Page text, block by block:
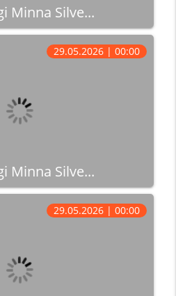
Minna Silve...
Minna Silve...
29.05.2026 | 00:00
29.05.2026 | 00:00